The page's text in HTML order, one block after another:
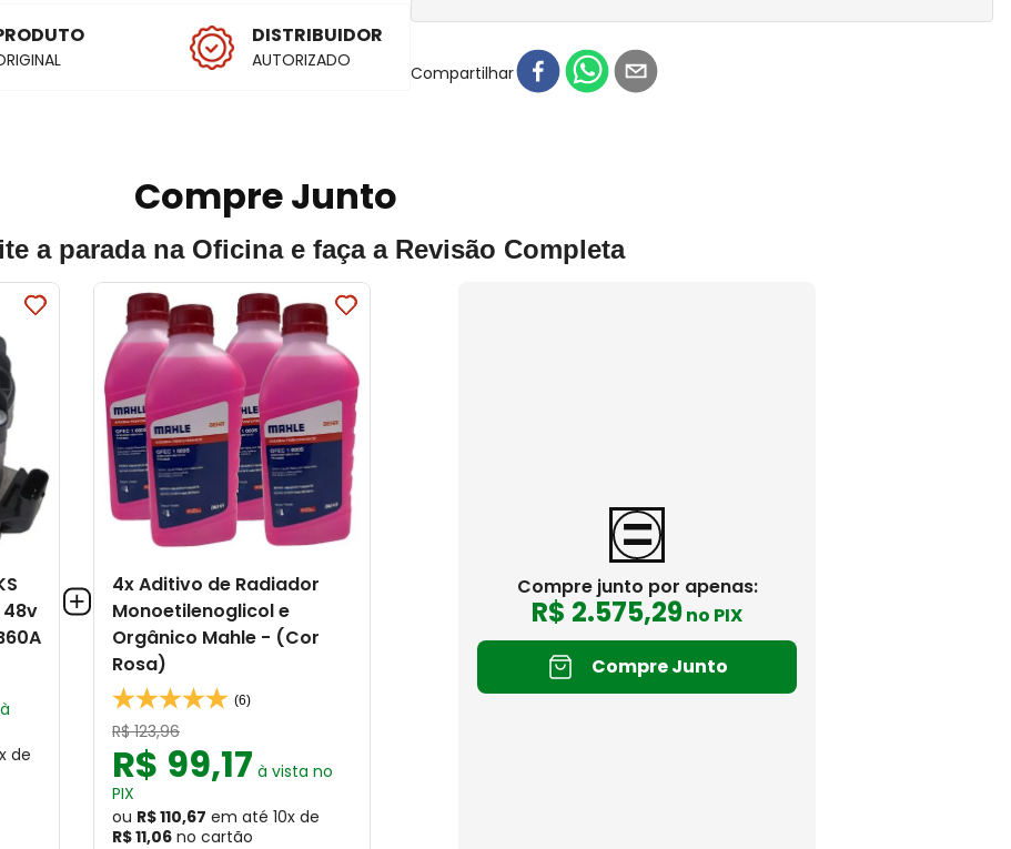
DISTRIBUIDOR
AUTORIZADO
Compartilhar
Compre Junto
a parada na Oficina e faça a Revisão Completa
48v
à
x de
4x Aditivo de Radiador
Monoetilenoglicol e
Orgânico Mahle - (Cor
Rosa)
(6)
R$ 123,96
R$ 99,17 à vista no
PIX
ou R$ 110,67 em até 10x de
R$ 11,06 no cartão
Compre junto por apenas:
R$ 2.575,29no PIX
Compre Junto